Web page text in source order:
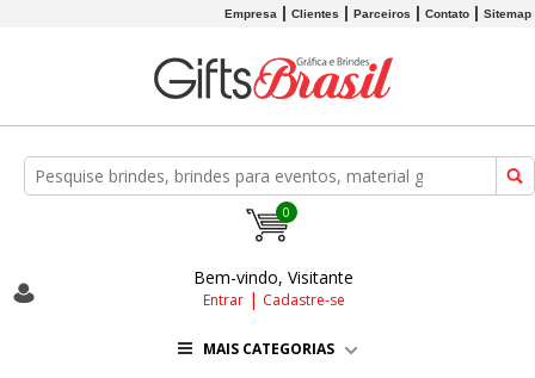
Empresa Clientes Parceiros Contato Sitemap
0
Bem-vindo, Visitante
Entrar| Cadastre-se
MAIS CATEGORIAS